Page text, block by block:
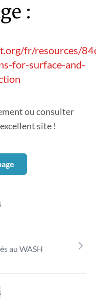
:
fr/resources/
for-surface-and-
ou consulter
site !
au WASH